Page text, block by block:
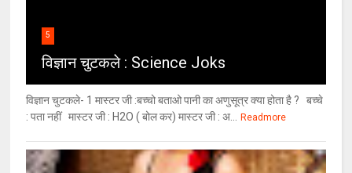
5
विज्ञान चुटकले : Science Joks
विज्ञान चुटकले- 1 मास्टर जी :बच्चो बताओ पानी का अणुसूत्र क्या होता है ? बच्चे
: पता नहीं मास्टर जी : H2O ( बोल कर) मास्टर जी : अ...
Readmore